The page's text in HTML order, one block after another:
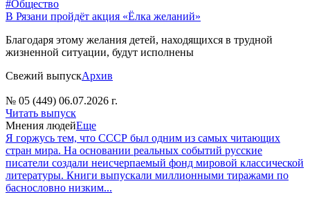
#Общество
В Рязани пройдёт акция «Ёлка желаний»
Благодаря этому желания детей, находящихся в трудной
жизненной ситуации, будут исполнены
Свежий выпускАрхив
№ 05 (449) 06.07.2026 г.
Читать выпуск
Мнения людейЕще
Я горжусь тем, что СССР был одним из самых читающих
стран мира. На основании реальных событий русские
писатели создали неисчерпаемый фонд мировой классической
литературы. Книги выпускали миллионными тиражами по
баснословно низким...